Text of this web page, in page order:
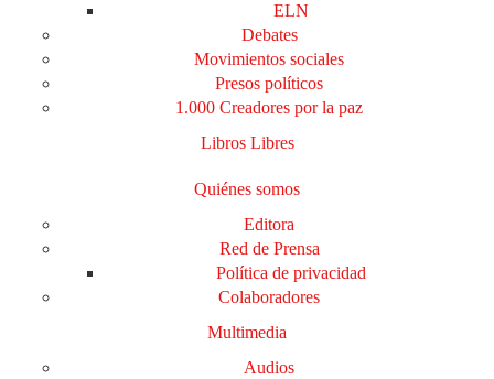
ELN
Debates
Movimientos sociales
Presos políticos
1.000 Creadores por la paz
Libros Libres
Quiénes somos
Editora
Red de Prensa
Política de privacidad
Colaboradores
Multimedia
Audios